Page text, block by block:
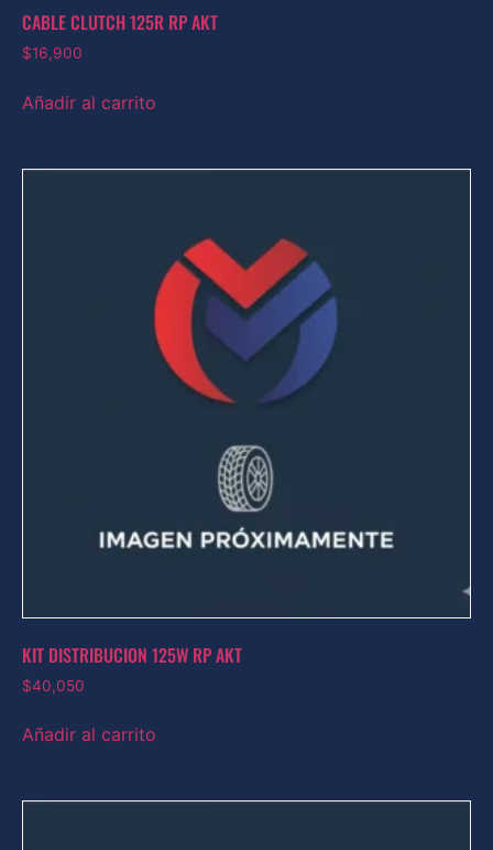
CABLE CLUTCH 125R RP AKT
$16,900
Añadir al carrito
KIT DISTRIBUCION 125W RP AKT
$40,050
Añadir al carrito